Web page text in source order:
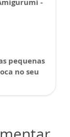
-
pequenas
no seu